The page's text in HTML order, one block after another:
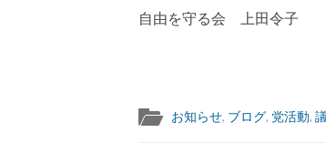
自由を守る会 上田令子
お知らせ, ブログ, 党活動,